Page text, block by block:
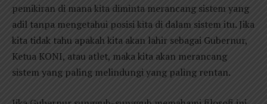
pemikiran di mana kita diminta merancang sistem yang
adil tanpa mengetahui posisi kita di dalam sistem itu. Jika
kita tidak tahu apakah kita akan lahir sebagai Gubernur,
Ketua KONI, atau atlet, maka kita akan merancang
sistem yang paling melindungi yang paling rentan.